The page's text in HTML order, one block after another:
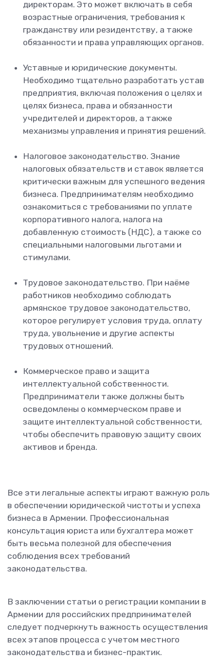
директорам. Это может включать в себя
возрастные ограничения, требования к
гражданству или резидентству, а также
обязанности и права управляющих органов.
Уставные и юридические документы.
Необходимо тщательно разработать устав
предприятия, включая положения о целях и
целях бизнеса, права и обязанности
учредителей и директоров, а также
механизмы управления и принятия решений.
Налоговое законодательство. Знание
налоговых обязательств и ставок является
критически важным для успешного ведения
бизнеса. Предпринимателям необходимо
ознакомиться с требованиями по уплате
корпоративного налога, налога на
добавленную стоимость (НДС), а также со
специальными налоговыми льготами и
стимулами.
Трудовое законодательство. При наёме
работников необходимо соблюдать
армянское трудовое законодательство,
которое регулирует условия труда, оплату
труда, увольнение и другие аспекты
трудовых отношений.
Коммерческое право и защита
интеллектуальной собственности.
Предприниматели также должны быть
осведомлены о коммерческом праве и
защите интеллектуальной собственности,
чтобы обеспечить правовую защиту своих
активов и бренда.
Все эти легальные аспекты играют важную роль
в обеспечении юридической чистоты и успеха
бизнеса в Армении. Профессиональная
консультация юриста или бухгалтера может
быть весьма полезной для обеспечения
соблюдения всех требований
законодательства.
В заключении статьи о регистрации компании в
Армении для российских предпринимателей
следует подчеркнуть важность осуществления
всех этапов процесса с учетом местного
законодательства и бизнес-практик.